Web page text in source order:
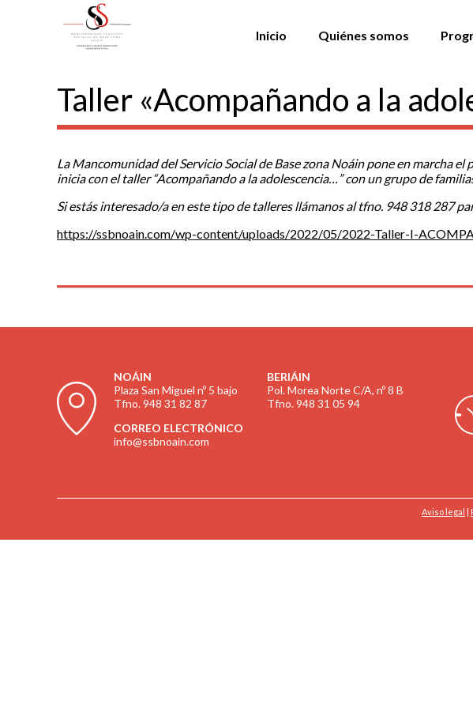
Inicio
Quiénes somos
Taller «Acompañando a la
La Mancomunidad del Servicio Social de Base zona Noáin pone en marcha
inicia con el taller “Acompañando a la adolescencia…” con un grupo de
Si estás interesado/a en este tipo de talleres llámanos al tfno. 948 318 287
https://ssbnoain.com/wp-content/uploads/2022/05/2022-Taller-I-
NOÁIN
Plaza San Miguel nº 5 bajo
Tfno. 948 31 82 87
CORREO ELECTRÓNICO
info@ssbnoain.com
BERIÁIN
Pol. Morea Norte C/A, nº 8 B
Tfno. 948 31 05 94
Aviso legal